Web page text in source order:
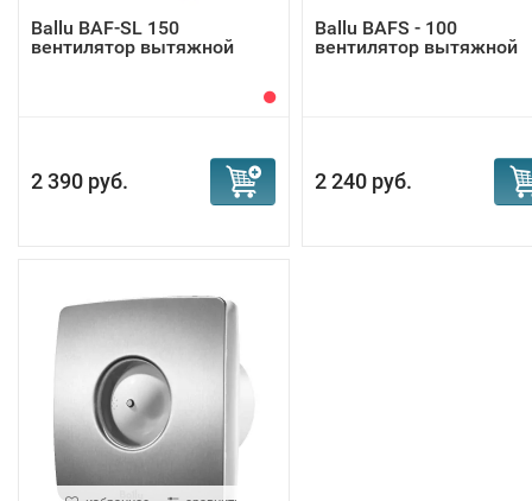
Ballu BAF-SL 150
вентилятор вытяжной
2 390 руб.
Ballu BAFS - 100
вентилятор вытяжной
2 240 руб.